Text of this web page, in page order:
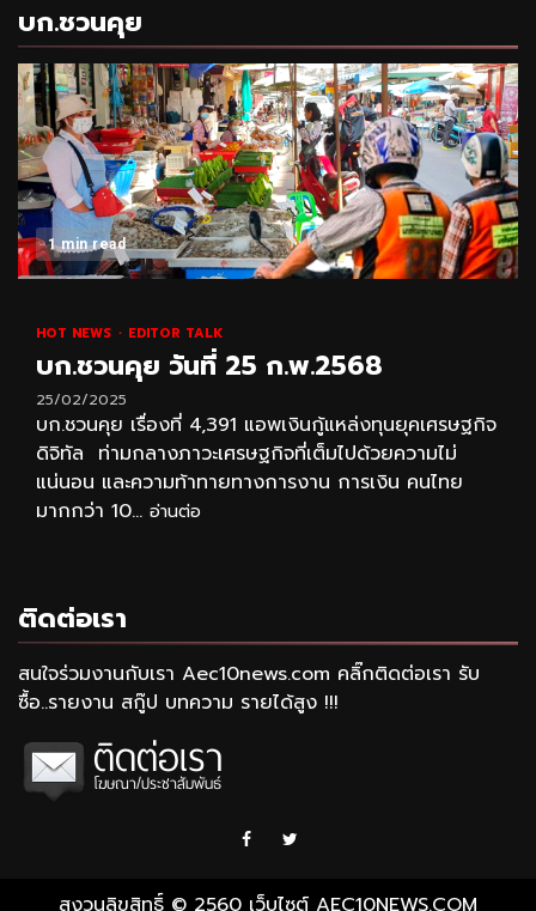
บก.ชวนคุย
1 min read
HOT NEWS EDITOR TALK
บก.ชวนคุย วันที่ 25 ก.พ.2568
25/02/2025
บก.ชวนคุย เรื่องที่ 4,391 แอพเงินกู้แหล่งทุนยุคเศรษฐกิจ
ดิจิทัล ท่ามกลางภาวะเศรษฐกิจที่เต็มไปด้วยความไม่
แน่นอน และความท้าทายทางการงาน การเงิน คนไทย
มากกว่า 10... อ่านต่อ
ติดต่อเรา
สนใจร่วมงานกับเรา Aec10news.com คลิ๊กติดต่อเรา รับ
ซื้อ..รายงาน สกู๊ป บทความ รายได้สูง !!!
Facebook
Twitter
สงวนลิขสิทธิ์ © 2560 เว็บไซต์ AEC10NEWS.COM